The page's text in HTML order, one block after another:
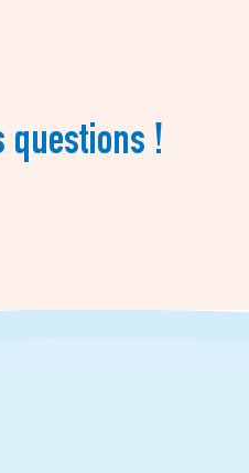
questions !